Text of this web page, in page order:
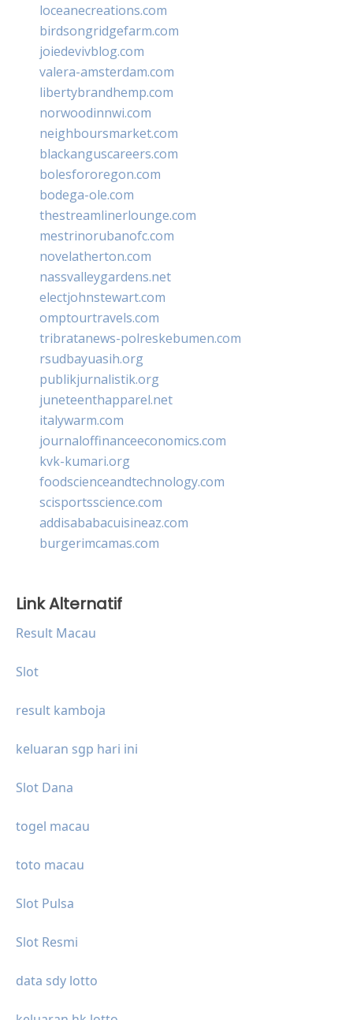
loceanecreations.com
birdsongridgefarm.com
joiedevivblog.com
valera-amsterdam.com
libertybrandhemp.com
norwoodinnwi.com
neighboursmarket.com
blackanguscareers.com
bolesfororegon.com
bodega-ole.com
thestreamlinerlounge.com
mestrinorubanofc.com
novelatherton.com
nassvalleygardens.net
electjohnstewart.com
omptourtravels.com
tribratanews-polreskebumen.com
rsudbayuasih.org
publikjurnalistik.org
juneteenthapparel.net
italywarm.com
journaloffinanceeconomics.com
kvk-kumari.org
foodscienceandtechnology.com
scisportsscience.com
addisababacuisineaz.com
burgerimcamas.com
Link Alternatif
Result Macau
Slot
result kamboja
keluaran sgp hari ini
Slot Dana
togel macau
toto macau
Slot Pulsa
Slot Resmi
data sdy lotto